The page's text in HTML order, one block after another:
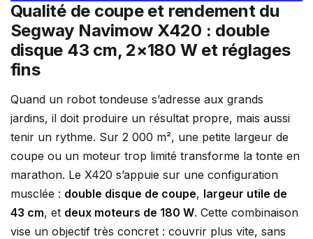
Qualité de coupe et rendement du
Segway Navimow X420 : double
disque 43 cm, 2×180 W et réglages
fins
Quand un robot tondeuse s’adresse aux grands
jardins, il doit produire un résultat propre, mais aussi
tenir un rythme. Sur 2 000 m², une petite largeur de
coupe ou un moteur trop limité transforme la tonte en
marathon. Le X420 s’appuie sur une configuration
musclée : double disque de coupe, largeur utile de
43 cm, et deux moteurs de 180 W. Cette combinaison
vise un objectif très concret : couvrir plus vite, sans